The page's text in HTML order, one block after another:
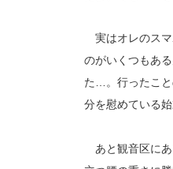
実はオレのスマ
のがいくつもあ
た…。行ったこと
分を慰めている始
あと観音区にあ